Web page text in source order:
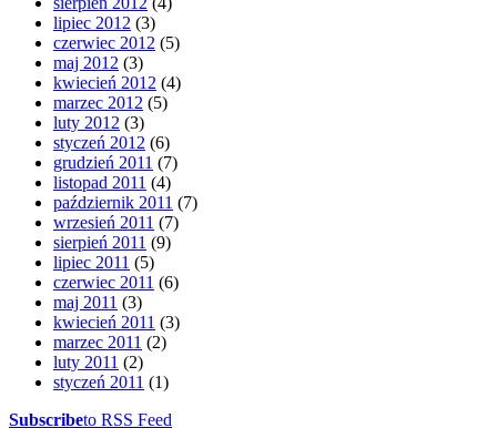
lipiec 2012 (3)
czerwiec 2012 (5)
maj 2012 (3)
kwiecień 2012 (4)
marzec 2012 (5)
luty 2012 (3)
styczeń 2012 (6)
grudzień 2011 (7)
listopad 2011 (4)
październik 2011 (7)
wrzesień 2011 (7)
sierpień 2011 (9)
lipiec 2011 (5)
czerwiec 2011 (6)
maj 2011 (3)
kwiecień 2011 (3)
marzec 2011 (2)
luty 2011 (2)
styczeń 2011 (1)
Subscribeto RSS Feed